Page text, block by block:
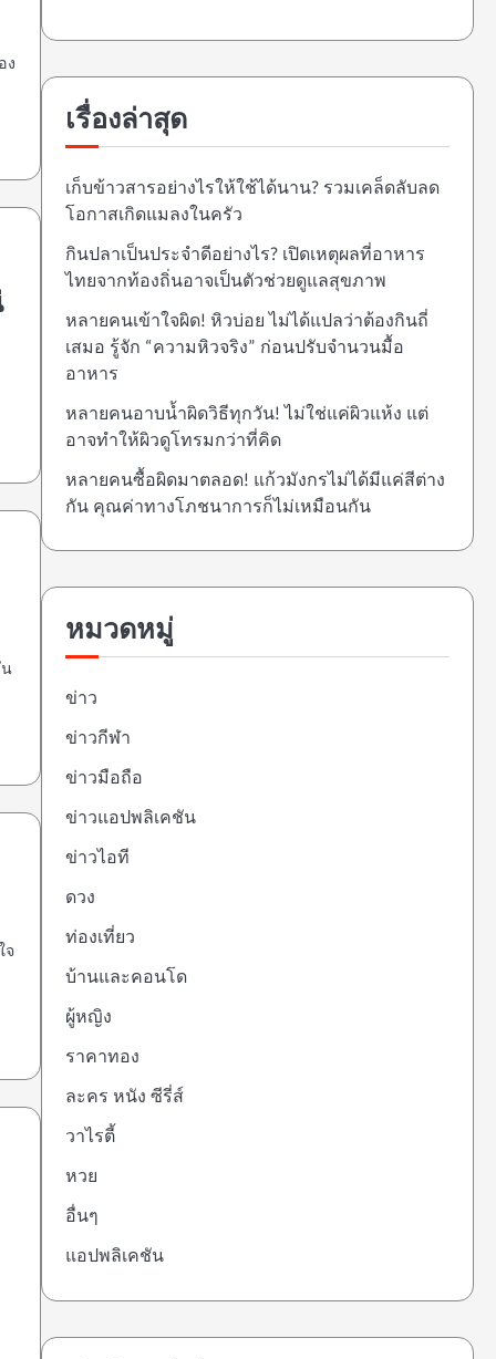
ง
จ
เรื่องล่าสุด
เก็บข้าวสารอย่างไรให้ใช้ได้นาน? รวมเคล็ดลับลด
โอกาสเกิดแมลงในครัว
กินปลาเป็นประจำดีอย่างไร? เปิดเหตุผลที่อาหาร
ไทยจากท้องถิ่นอาจเป็นตัวช่วยดูแลสุขภาพ
หลายคนเข้าใจผิด! หิวบ่อย ไม่ได้แปลว่าต้องกินถี่
เสมอ รู้จัก “ความหิวจริง” ก่อนปรับจำนวนมื้อ
อาหาร
หลายคนอาบน้ำผิดวิธีทุกวัน! ไม่ใช่แค่ผิวแห้ง แต่
อาจทำให้ผิวดูโทรมกว่าที่คิด
หลายคนซื้อผิดมาตลอด! แก้วมังกรไม่ได้มีแค่สีต่าง
กัน คุณค่าทางโภชนาการก็ไม่เหมือนกัน
หมวดหมู่
ข่าว
ข่าวกีฬา
ข่าวมือถือ
ข่าวแอปพลิเคชัน
ข่าวไอที
ดวง
ท่องเที่ยว
บ้านและคอนโด
ผู้หญิง
ราคาทอง
ละคร หนัง ซีรี่ส์
วาไรตี้
หวย
อื่นๆ
แอปพลิเคชัน